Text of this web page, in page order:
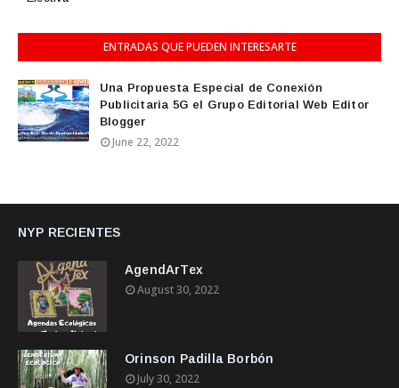
ENTRADAS QUE PUEDEN INTERESARTE
Una Propuesta Especial de Conexión
Publicitaria 5G el Grupo Editorial Web Editor
Blogger
June 22, 2022
NYP RECIENTES
AgendArTex
August 30, 2022
Orinson Padilla Borbón
July 30, 2022